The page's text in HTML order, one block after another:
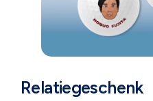
Relatiegeschenk